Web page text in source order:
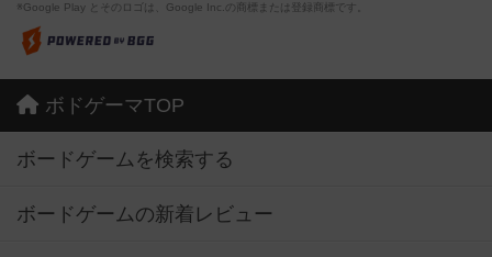
※Google Play とそのロゴは、Google Inc.の商標または登録商標です。
ボドゲーマTOP
ボードゲームを検索する
ボードゲームの新着レビュー